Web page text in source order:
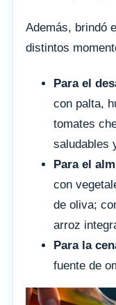
Además, brindó
distintos
Para el
con palta,
tomates
saludables
Para el
con
de oliva;
arroz
Para la
fuente de